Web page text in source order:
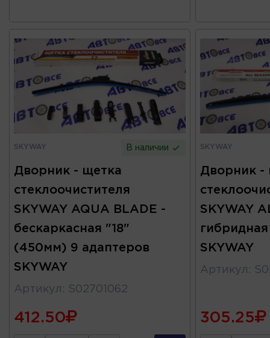
SKYWAY В наличии
Дворник - щетка
стеклоочистителя
SKYWAY AQUA BLADE -
бескаркасная "18"
(450мм) 9 адаптеров
SKYWAY
Артикул : S02701062
412.50
SKYWAY
Дворник -
SKYWAY
SKYWAY
Артикул :
305.25